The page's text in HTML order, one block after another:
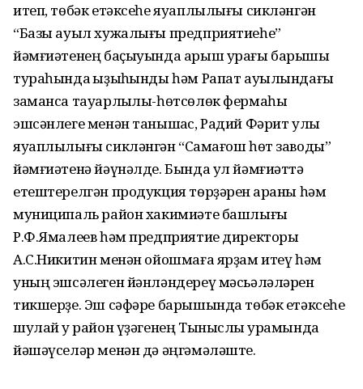
итеп, төбәк етәксеһе яуаплылығы сикләнгән
“Базы ауыл хужалығы предприятиеһе”
йәмғиәтенең баҫыуында арыш урағы барышы
тураһында ҡыҙыҡһынды һәм Рапат ауылындағы
заманса тауарлыҡлы-һөтсөлөк фермаһы
эшсәнлеге менән танышҡас, Радий Фәрит улы
яуаплылығы сикләнгән “Саҡмағош һөт заводы”
йәмғиәтенә йәүнәлде. Бында ул йәмғиәттә
етештерелгән продукция төрҙәрен ҡараны һәм
муниципаль район хакимиәте башлығы
Р.Ф.Ямалеев һәм предприятие директоры
А.С.Никитин менән ойошмаға ярҙам итеү һәм
уның эшсәлеген йәнләндереү мәсьәләләрен
тикшерҙе. Эш сәфәре барышында төбәк етәксеһе
шулай уҡ район үҙәгенең Тыныслыҡ урамында
йәшәүселәр менән дә әңгәмәләште.